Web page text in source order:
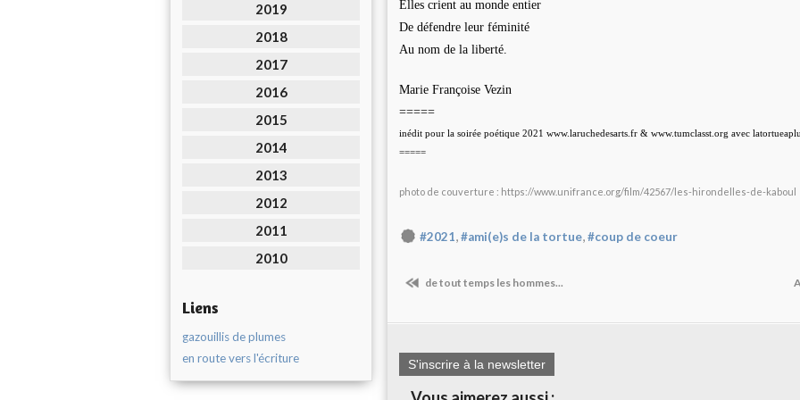
2019
2018
2017
2016
2015
2014
2013
2012
2011
2010
Liens
gazouillis de plumes
en route vers l'écriture
Elles crient au monde entier
De défendre leur féminité
Au nom de la liberté.
Marie Françoise Vezin
=====
inédit pour la soirée poétique 2021 www.laruchedesarts.fr & www.tumclasst.org avec
=====
photo de couverture : https://www.unifrance.org/film/42567/les-hirondelles-de-kaboul
#2021,#ami(e)s de la tortue,#coup de coeur
de tout temps les hommes...
S'inscrire à la newsletter